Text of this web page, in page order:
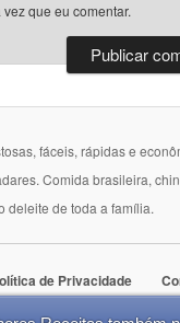
que eu comentar.
fáceis, rápidas e
Comida brasileira,
deleite de toda a família.
de Privacidade